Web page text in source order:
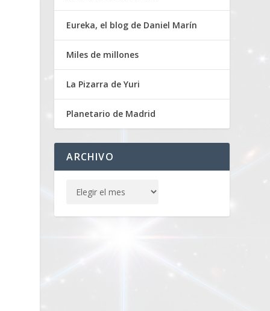
Eureka, el blog de Daniel Marín
Miles de millones
La Pizarra de Yuri
Planetario de Madrid
ARCHIVO